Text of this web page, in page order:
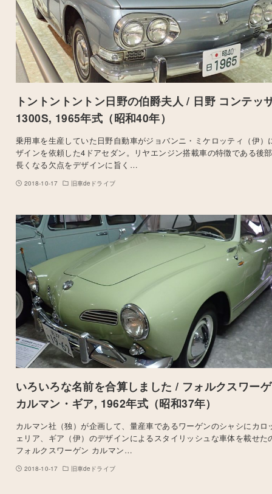
トントントントン日野の伯爵夫人 / 日野 コンテッ
1300S, 1965年式（昭和40年）
乗用車を生産していた日野自動車がジョバンニ・ミケロッティ（伊）
ザインを依頼した4ドアセダン。リヤエンジン搭載車の特徴である後
長くなる欠点をデザインに旨く…
2018-10-17 旧車deドライブ
いろいろな名前を合算しました / フォルクスワー
カルマン・ギア, 1962年式（昭和37年）
カルマン社（独）が企画して、量産車であるワーゲンのシャシにカロ
ェリア、ギア（伊）のデザインによるスタイリッシュな車体を載せた
フォルクスワーゲン カルマン…
2018-10-17 旧車deドライブ